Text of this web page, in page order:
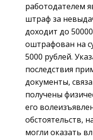
работодателем
штраф за
доходит до
оштрафован на
5000 рублей.
последствия
документы,
получены
его
обстоятельств,
могли оказать